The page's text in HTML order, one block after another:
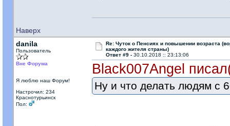
Наверх
danila
Пользователь
Вне Форума
Я люблю наш Форум!
Настрочил: 234
Краснотурьинск
Пол:
Re: Чуток о Пенсиях и повышении возраста
каждого жителя страны)
Ответ #9 - 30.10.2018 :: 23:13:06
Black007Angel
Ну и что делать людям с